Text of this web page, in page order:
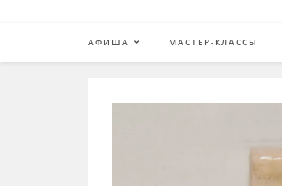
АФИША МАСТЕР-КЛАССЫ